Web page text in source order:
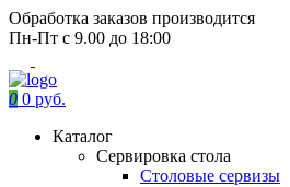
Обработка заказов производится
Пн-Пт с 9.00 до 18:00
0 0 руб.
Каталог
Сервировка стола
Столовые сервизы